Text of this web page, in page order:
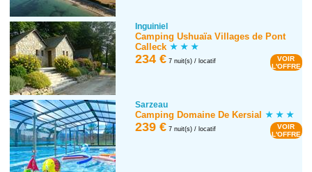
Inguiniel
Camping Ushuaïa Villages de Pont
Calleck
234 € 7 nuit(s) / locatif
VOIR
L'OFFRE
Sarzeau
Camping Domaine De Kersial
239 € 7 nuit(s) / locatif
VOIR
L'OFFRE